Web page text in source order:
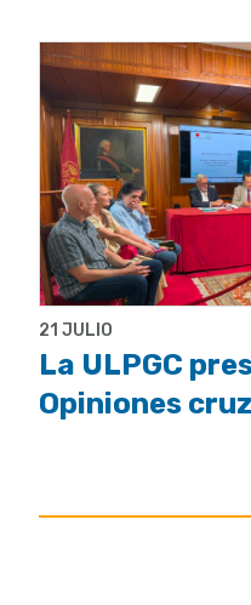
21 JULIO
La ULPGC
Opiniones